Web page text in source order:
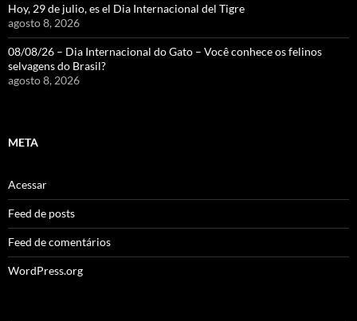
Hoy, 29 de julio, es el Dia Internacional del Tigre
agosto 8, 2026
08/08/26 – Dia Internacional do Gato – Você conhece os felinos
selvagens do Brasil?
agosto 8, 2026
META
Acessar
Feed de posts
Feed de comentários
WordPress.org